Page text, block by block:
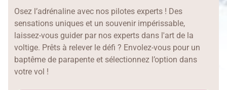
Osez l’adrénaline avec nos pilotes experts ! Des
sensations uniques et un souvenir impérissable,
laissez-vous guider par nos experts dans l'art de la
voltige. Prêts à relever le défi ? Envolez-vous pour un
baptême de parapente et sélectionnez l’option dans
votre vol !